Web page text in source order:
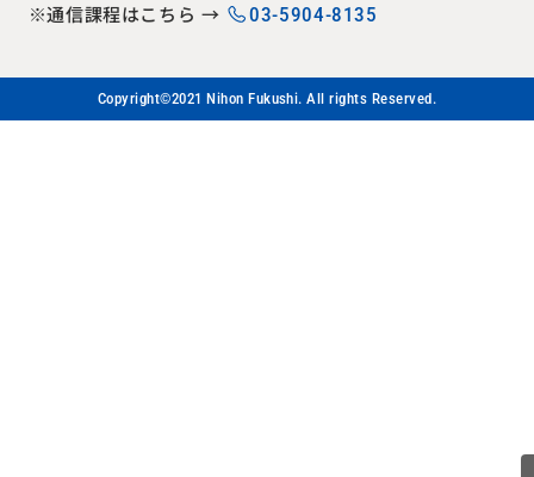
※通信課程はこちら → 03-5904-8135
Copyright©2021 Nihon Fukushi. All rights Reserved.